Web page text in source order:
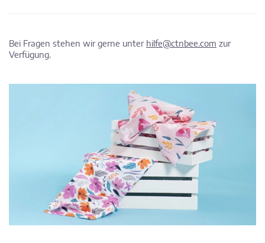
Bei Fragen stehen wir gerne unter hilfe@ctnbee.com zur
Verfügung.